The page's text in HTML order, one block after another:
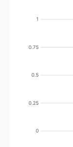
0
0.25
0.5
0.75
1